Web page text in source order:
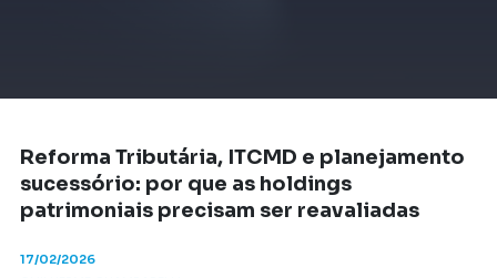
Reforma Tributária, ITCMD e planejamento
sucessório: por que as holdings
patrimoniais precisam ser reavaliadas
17/02/2026